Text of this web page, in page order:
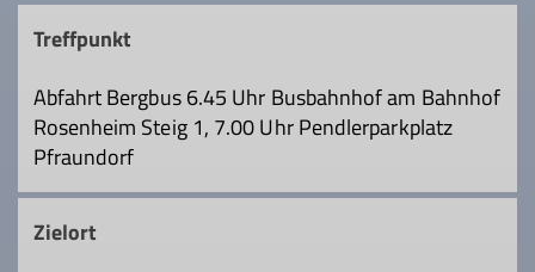
Treffpunkt
Abfahrt Bergbus 6.45 Uhr Busbahnhof am Bahnhof
Rosenheim Steig 1, 7.00 Uhr Pendlerparkplatz
Pfraundorf
Zielort